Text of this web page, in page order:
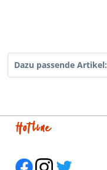
Dazu passende Artikel:
Hotline